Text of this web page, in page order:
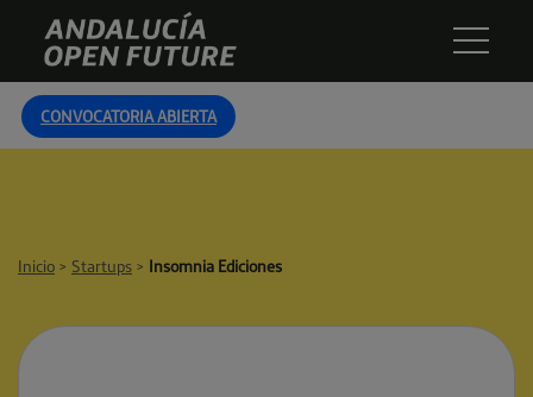
content
Andalucía
Open
Future
CONVOCATORIA ABIERTA
Inicio > Startups > Insomnia Ediciones